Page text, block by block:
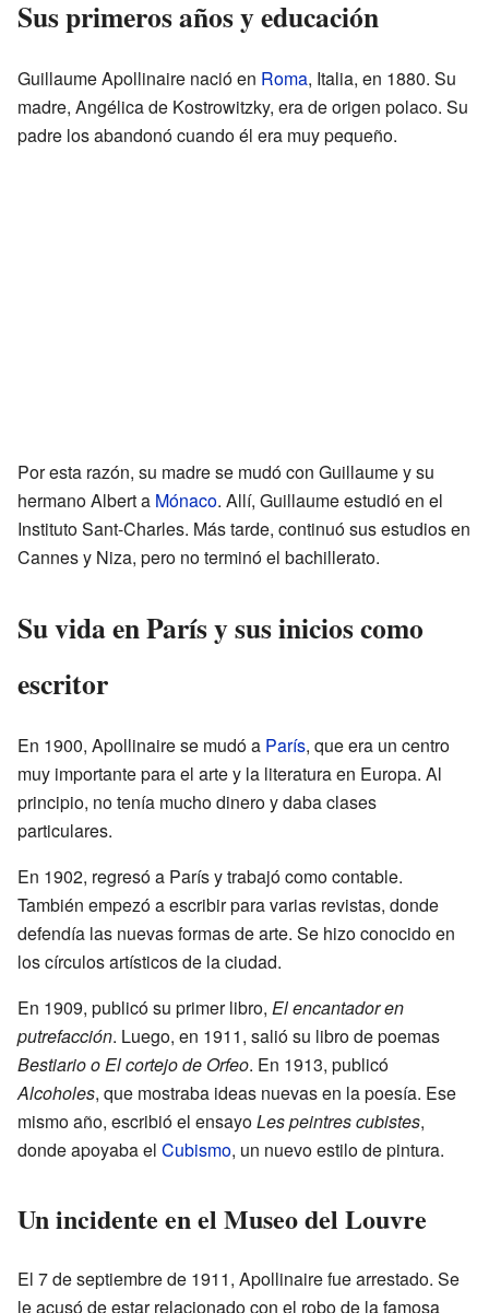
Sus primeros años y educación
Guillaume Apollinaire nació en Roma, Italia, en 1880. Su
madre, Angélica de Kostrowitzky, era de origen polaco. Su
padre los abandonó cuando él era muy pequeño.
Por esta razón, su madre se mudó con Guillaume y su
hermano Albert a Mónaco. Allí, Guillaume estudió en el
Instituto Sant-Charles. Más tarde, continuó sus estudios en
Cannes y Niza, pero no terminó el bachillerato.
Su vida en París y sus inicios como
escritor
En 1900, Apollinaire se mudó a París, que era un centro
muy importante para el arte y la literatura en Europa. Al
principio, no tenía mucho dinero y daba clases
particulares.
En 1902, regresó a París y trabajó como contable.
También empezó a escribir para varias revistas, donde
defendía las nuevas formas de arte. Se hizo conocido en
los círculos artísticos de la ciudad.
En 1909, publicó su primer libro, El encantador en
putrefacción. Luego, en 1911, salió su libro de poemas
Bestiario o El cortejo de Orfeo. En 1913, publicó
Alcoholes, que mostraba ideas nuevas en la poesía. Ese
mismo año, escribió el ensayoLes peintres cubistes,
donde apoyaba el Cubismo, un nuevo estilo de pintura.
Un incidente en el Museo del Louvre
El 7 de septiembre de 1911, Apollinaire fue arrestado. Se
le acusó de estar relacionado con el robo de la famosa